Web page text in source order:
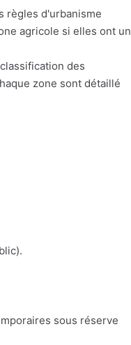
règles d'urbanisme
agricole si elles ont un
des
zone sont détaillé
sous réserve